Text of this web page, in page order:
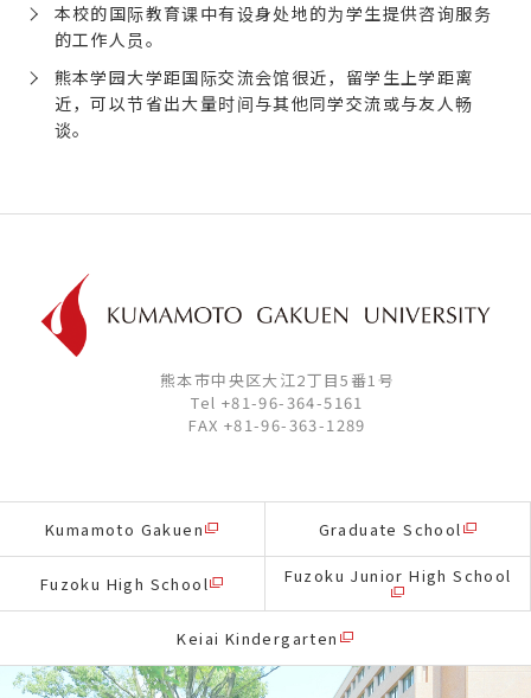
本校的国际教育课中有设身处地的为学生提供咨询服务
的工作人员。
熊本学园大学距国际交流会馆很近，留学生上学距离
近，可以节省出大量时间与其他同学交流或与友人畅
谈。
熊本市中央区大江2丁目5番1号
Tel +81-96-364-5161
FAX +81-96-363-1289
Kumamoto Gakuen Graduate School
Fuzoku High School Fuzoku Junior High School
Keiai Kindergarten